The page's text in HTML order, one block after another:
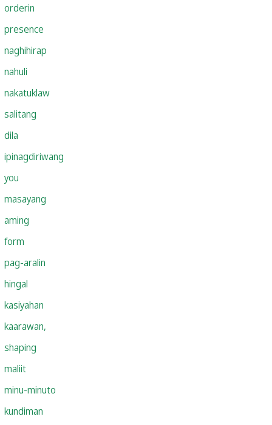
orderin
presence
naghihirap
nahuli
nakatuklaw
salitang
dila
ipinagdiriwang
you
masayang
aming
form
pag-aralin
hingal
kasiyahan
kaarawan,
shaping
maliit
minu-minuto
kundiman